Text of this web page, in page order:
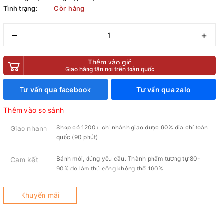
Tình trạng: Còn hàng
– +
Thêm vào giỏ
Giao hàng tận nơi trên toàn quốc
Tư vấn qua facebook Tư vấn qua zalo
Thêm vào so sánh
Giao nhanh
Shop có 1200+ chi nhánh giao được 90% địa chỉ toàn
quốc (90 phút)
Cam kết
Bánh mới, đúng yêu cầu. Thành phẩm tương tự 80-
90% do làm thủ công không thể 100%
Khuyến mãi